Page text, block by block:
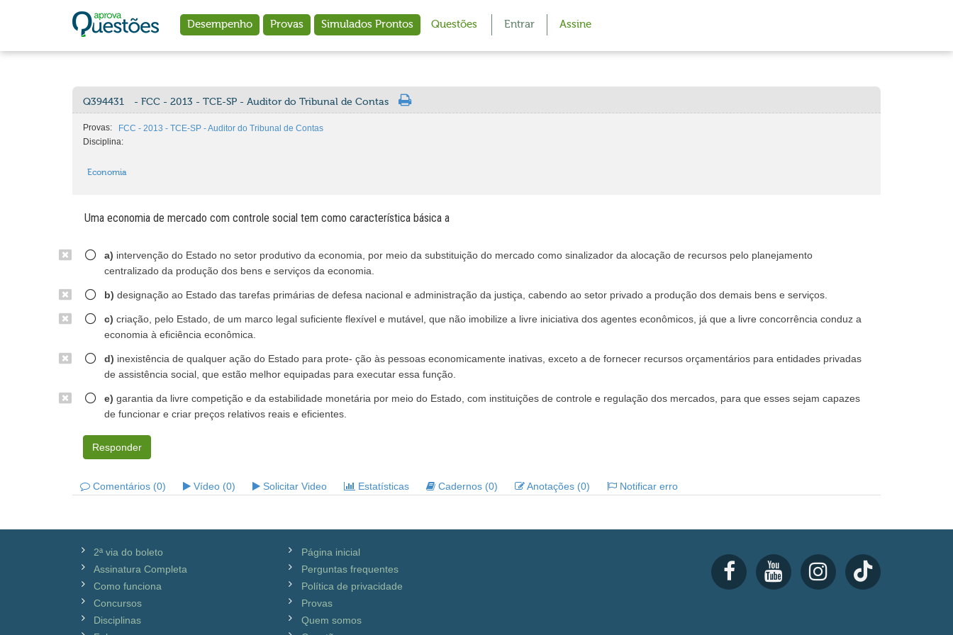
Desempenho Provas Simulados Prontos Questões Entrar Assine
Q394431 - FCC - 2013 - TCE-SP - Auditor do Tribunal de Contas
Provas:
FCC - 2013 - TCE-SP - Auditor do Tribunal de Contas
Disciplina:
Economia
Uma economia de mercado com controle social tem como característica básica a
a) intervenção do Estado no setor produtivo da economia, por meio da substituição do mercado como sinalizador da alocação de recursos pelo planejamento
centralizado da produção dos bens e serviços da economia.
b) designação ao Estado das tarefas primárias de defesa nacional e administração da justiça, cabendo ao setor privado a produção dos demais bens e serviços.
c) criação, pelo Estado, de um marco legal suficiente flexível e mutável, que não imobilize a livre iniciativa dos agentes econômicos, já que a livre concorrência conduz a
economia à eficiência econômica.
d) inexistência de qualquer ação do Estado para prote- ção às pessoas economicamente inativas, exceto a de fornecer recursos orçamentários para entidades privadas
de assistência social, que estão melhor equipadas para executar essa função.
e) garantia da livre competição e da estabilidade monetária por meio do Estado, com instituições de controle e regulação dos mercados, para que esses sejam capazes
de funcionar e criar preços relativos reais e eficientes.
Responder
Comentários (0) Vídeo (0) Solicitar Video Estatísticas Cadernos (0) Anotações (0) Notificar erro
2ª via do boleto
Assinatura Completa
Como funciona
Concursos
Disciplinas
Página inicial
Perguntas frequentes
Política de privacidade
Provas
Quem somos